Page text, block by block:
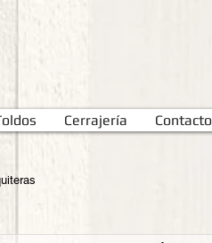
Cerrajería Contacto